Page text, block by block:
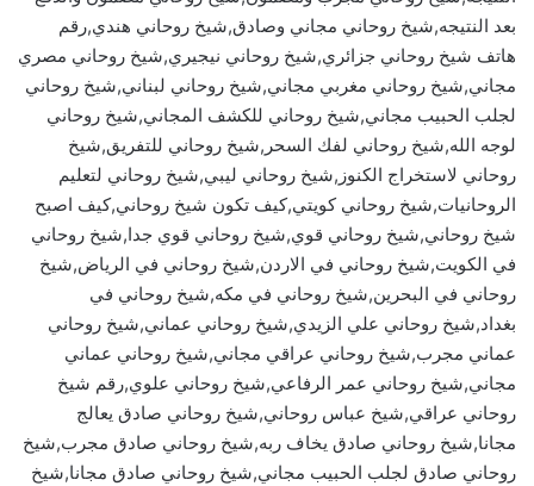
بعد النتيجه,شيخ روحاني مجاني وصادق,شيخ روحاني هندي,رقم
هاتف شيخ روحاني جزائري,شيخ روحاني نيجيري,شيخ روحاني مصري
مجاني,شيخ روحاني مغربي مجاني,شيخ روحاني لبناني,شيخ روحاني
لجلب الحبيب مجاني,شيخ روحاني للكشف المجاني,شيخ روحاني
لوجه الله,شيخ روحاني لفك السحر,شيخ روحاني للتفريق,شيخ
روحاني لاستخراج الكنوز,شيخ روحاني ليبي,شيخ روحاني لتعليم
الروحانيات,شيخ روحاني كويتي,كيف تكون شيخ روحاني,كيف اصبح
شيخ روحاني,شيخ روحاني قوي,شيخ روحاني قوي جدا,شيخ روحاني
في الكويت,شيخ روحاني في الاردن,شيخ روحاني في الرياض,شيخ
روحاني في البحرين,شيخ روحاني في مكه,شيخ روحاني في
بغداد,شيخ روحاني علي الزيدي,شيخ روحاني عماني,شيخ روحاني
عماني مجرب,شيخ روحاني عراقي مجاني,شيخ روحاني عماني
مجاني,شيخ روحاني عمر الرفاعي,شيخ روحاني علوي,رقم شيخ
روحاني عراقي,شيخ عباس روحاني,شيخ روحاني صادق يعالج
مجانا,شيخ روحاني صادق يخاف ربه,شيخ روحاني صادق مجرب,شيخ
روحاني صادق لجلب الحبيب مجاني,شيخ روحاني صادق مجانا,شيخ